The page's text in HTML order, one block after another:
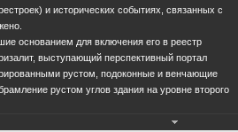
и исторических событиях, связанных с
основанием для включения его в реестр
выступающий перспективный портал
рустом, подоконные и венчающие
рустом углов здания на уровне второго